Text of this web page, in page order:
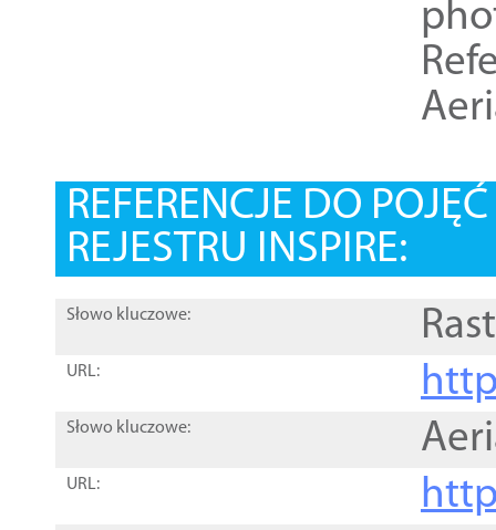
REFERENCJE DO
REJESTRU INSPIRE:
Słowo kluczowe:
URL:
Słowo kluczowe:
URL: